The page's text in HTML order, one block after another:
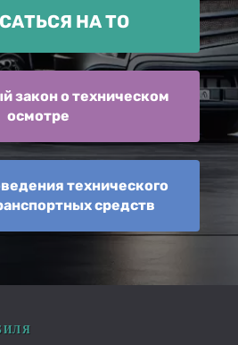
НА ТО
закон о техническом
осмотре
технического
средств